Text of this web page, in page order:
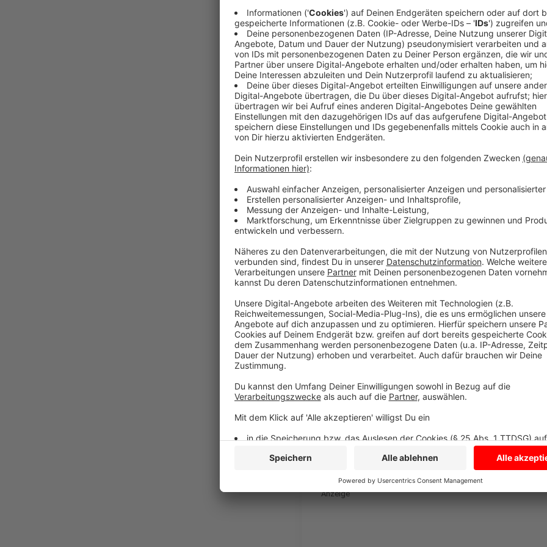
"Es ist eine skurrile Situation. Ich habe anderthalb
geschrieben. Und dann kam der Lockdown. Ich
Momente auf die Platte", sagt JORIS beim
Musik" wechselte er den Titel schließlich auf
Anzeige
Bei "Sing meinen Song" war JORIS schon 2015 in
ab. "Zu meinem dritten Album würde ich das lieber
Anzeige
Auf seiner neuen Platte arbeitet er mit
kraftvollen Song oder trauriger gegenüber fröhlicher
ziehen sich durch das Album mit neun Songs und
Interview mit JORIS und das Album "Willkommen
beides unten anhören.
Anzeige
Jürgen Bangert
Das Interview mit JORIS
Anzeige